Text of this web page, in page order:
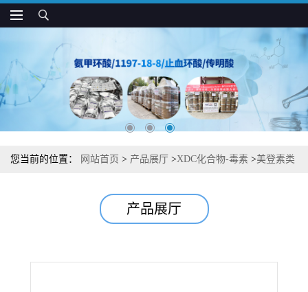
您当前的位置： 网站首页 > 产品展厅 >XDC化合物-毒素 >美登素类
产品展厅